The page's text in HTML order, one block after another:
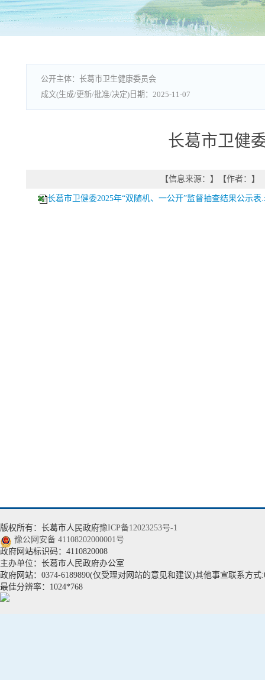
长葛市卫生健康委员会
2025-11-07
长葛市卫健
【信息来源： 】 【作者： 】
长葛市卫健委2025年“双随机、一公开”监督抽查结果公示表
版权所有：长葛市人民政府豫ICP备12023253号-1
豫公网安备 41108202000001号
政府网站标识码：4110820008
主办单位：长葛市人民政府办公室
政府网站：0374-6189890(仅受理对网站的意见和建议)其他事宣联系方式
最佳分辨率：1024*768